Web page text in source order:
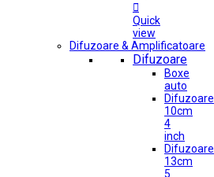

Quick
view
Difuzoare & Amplificatoare
Difuzoare
Boxe
auto
Difuzoare
10cm
4
inch
Difuzoare
13cm
5